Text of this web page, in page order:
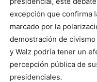
excepción que confirma
marcado por la
demostración de
y Walz podría tener un
percepción pública de
presidenciales.